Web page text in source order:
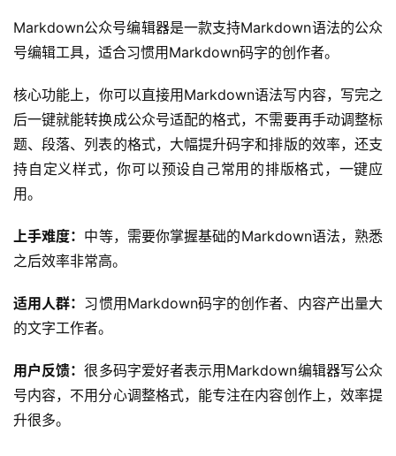
Markdown公众号编辑器是一款支持Markdown语法的公众
号编辑工具，适合习惯用Markdown码字的创作者。
核心功能上，你可以直接用Markdown语法写内容，写完之
后一键就能转换成公众号适配的格式，不需要再手动调整标
题、段落、列表的格式，大幅提升码字和排版的效率，还支
持自定义样式，你可以预设自己常用的排版格式，一键应
用。
上手难度： 中等，需要你掌握基础的Markdown语法，熟悉
之后效率非常高。
适用人群： 习惯用Markdown码字的创作者、内容产出量大
的文字工作者。
用户反馈：很多码字爱好者表示用Markdown编辑器写公众
号内容，不用分心调整格式，能专注在内容创作上，效率提
升很多。